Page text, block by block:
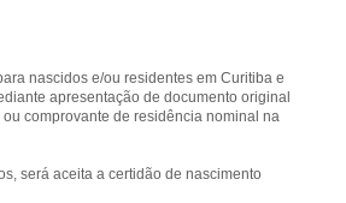
nascidos e/ou residentes em Curitiba e
apresentação de documento original
comprovante de residência nominal na
será aceita a certidão de nascimento